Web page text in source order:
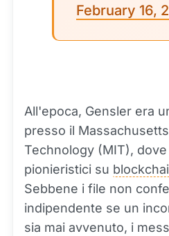
February 16,
All'epoca, Gensler era
presso il
Technology (MIT),
pionieristici su
Sebbene i file non
indipendente se un
sia mai avvenuto, i